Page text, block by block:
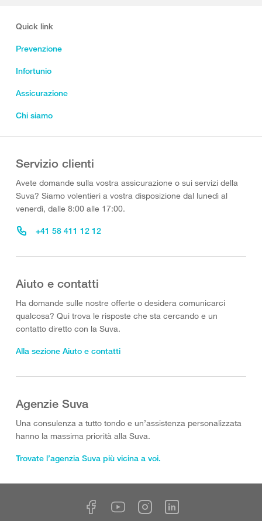
Quick link
Prevenzione
Infortunio
Assicurazione
Chi siamo
Servizio clienti
Avete domande sulla vostra assicurazione o sui servizi della
Suva? Siamo volentieri a vostra disposizione dal lunedì al
venerdì, dalle 8:00 alle 17:00.
+41 58 411 12 12
Aiuto e contatti
Ha domande sulle nostre offerte o desidera comunicarci
qualcosa? Qui trova le risposte che sta cercando e un
contatto diretto con la Suva.
Alla sezione Aiuto e contatti
Agenzie Suva
Una consulenza a tutto tondo e un’assistenza personalizzata
hanno la massima priorità alla Suva.
Trovate l’agenzia Suva più vicina a voi.